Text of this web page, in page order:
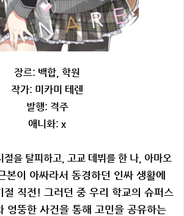
장르: 백합, 학원
작가: 미카미 테렌
발행: 격주
애니화: x
절을 탈피하고, 고교 데뷔를 한 나, 아마오
본이 아싸라서 동경하던 인싸 생활에
절 직전! 그러던 중 우리 학교의 슈퍼스
엉뚱한 사건을 통해 고민을 공유하는